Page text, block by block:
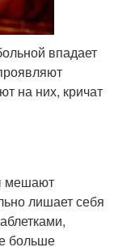
впадает
на них, кричат
мешают
лишает себя
больше